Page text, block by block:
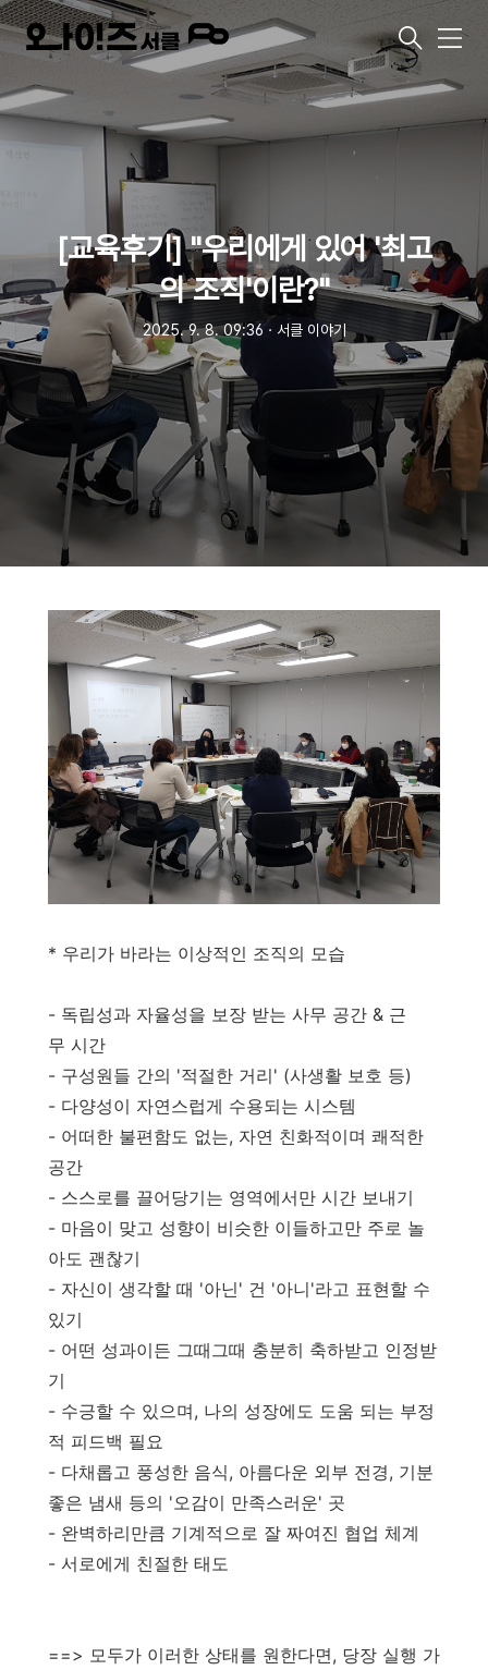
메
[교육후기] "우리에게 있어 '최고
의 조직'이란?"
2025. 9. 8. 09:36 ㆍ 서클 이야기
* 우리가 바라는 이상적인 조직의 모습
- 독립성과 자율성을 보장 받는 사무 공간 & 근
무 시간
- 구성원들 간의 '적절한 거리' (사생활 보호 등)
- 다양성이 자연스럽게 수용되는 시스템
- 어떠한 불편함도 없는, 자연 친화적이며 쾌적한
공간
- 스스로를 끌어당기는 영역에서만 시간 보내기
- 마음이 맞고 성향이 비슷한 이들하고만 주로 놀
아도 괜찮기
- 자신이 생각할 때 '아닌' 건 '아니'라고 표현할 수
있기
- 어떤 성과이든 그때그때 충분히 축하받고 인정받
기
- 수긍할 수 있으며, 나의 성장에도 도움 되는 부정
적 피드백 필요
- 다채롭고 풍성한 음식, 아름다운 외부 전경, 기분
좋은 냄새 등의 '오감이 만족스러운' 곳
- 완벽하리만큼 기계적으로 잘 짜여진 협업 체계
- 서로에게 친절한 태도
==> 모두가 이러한 상태를 원한다면, 당장 실행 가